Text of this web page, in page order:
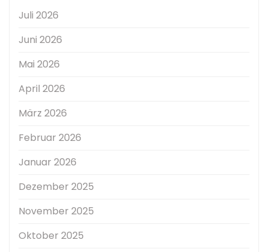
Juli 2026
Juni 2026
Mai 2026
April 2026
März 2026
Februar 2026
Januar 2026
Dezember 2025
November 2025
Oktober 2025